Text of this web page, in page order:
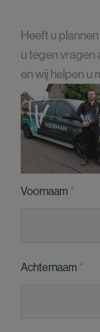
Heeft u
u tegen vragen
en wij helpen u
Voornaam
Achternaam